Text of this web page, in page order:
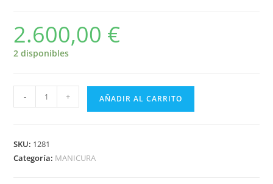
2.600,00 €
2 disponibles
- + AÑADIR AL CARRITO
SKU: 1281
Categoría: MANICURA